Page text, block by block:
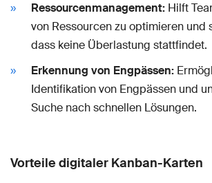
Ressourcenmanagement: Hilft
von Ressourcen zu optimieren und
dass keine Überlastung stattfindet.
Erkennung von Engpässen:
Identifikation von Engpässen und
Suche nach schnellen Lösungen.
Vorteile digitaler Kanban-Karten